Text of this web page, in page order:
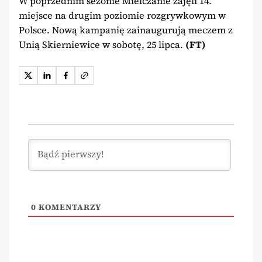
miejsce na drugim poziomie rozgrywkowym w
Polsce. Nową kampanię zainaugurują meczem z
Unią Skierniewice w sobotę, 25 lipca. (FT)
0 KOMENTARZY